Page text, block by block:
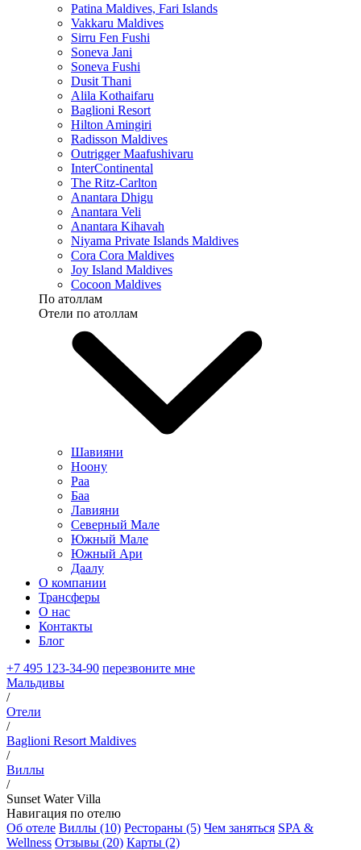
Patina Maldives, Fari Islands
Vakkaru Maldives
Sirru Fen Fushi
Soneva Jani
Soneva Fushi
Dusit Thani
Alila Kothaifaru
Baglioni Resort
Hilton Amingiri
Radisson Maldives
Outrigger Maafushivaru
InterContinental
The Ritz-Carlton
Anantara Dhigu
Anantara Veli
Anantara Kihavah
Niyama Private Islands Maldives
Cora Cora Maldives
Joy Island Maldives
Cocoon Maldives
По атоллам
Отели по атоллам
Шавияни
Ноону
Раа
Баа
Лавияни
Северный Мале
Южный Мале
Южный Ари
Даалу
О компании
Трансферы
О нас
Контакты
Блог
+7 495 123-34-90 перезвоните мне
Мальдивы
/
Отели
/
Baglioni Resort Maldives
/
Виллы
/
Sunset Water Villa
Навигация по отелю
Об отеле Виллы (10) Рестораны (5) Чем заняться SPA &
Wellness Отзывы (20) Карты (2)